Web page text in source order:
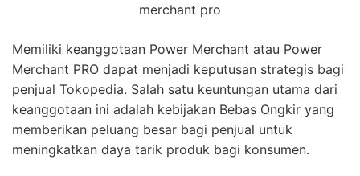
merchant pro
Memiliki keanggotaan Power Merchant atau Power
Merchant PRO dapat menjadi keputusan strategis bagi
penjual Tokopedia. Salah satu keuntungan utama dari
keanggotaan ini adalah kebijakan Bebas Ongkir yang
memberikan peluang besar bagi penjual untuk
meningkatkan daya tarik produk bagi konsumen.